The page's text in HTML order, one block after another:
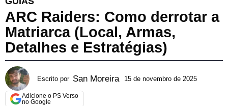
ARC Raiders: Como derrotar a
Matriarca (Local, Armas,
Detalhes e Estratégias)
Escrito por San Moreira 15 de novembro de 2025
Adicione o PS Verso
no Google